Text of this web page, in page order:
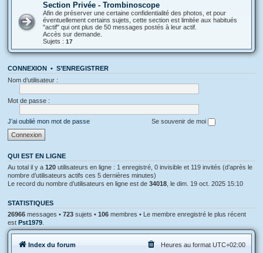
Section Privée - Trombinoscope
Afin de préserver une certaine confidentialité des photos, et pour
éventuellement certains sujets, cette section est limitée aux habitués
"actif" qui ont plus de 50 messages postés à leur actif.
Accès sur demande.
Sujets : 17
CONNEXION • S’ENREGISTRER
Nom d’utilisateur :
Mot de passe :
J’ai oublié mon mot de passe Se souvenir de moi
QUI EST EN LIGNE
Au total il y a 120 utilisateurs en ligne : 1 enregistré, 0 invisible et 119 invités (d’après le
nombre d’utilisateurs actifs ces 5 dernières minutes)
Le record du nombre d’utilisateurs en ligne est de 34018 , le dim. 19 oct. 2025 15:10
STATISTIQUES
26966 messages • 723 sujets • 106 membres • Le membre enregistré le plus récent
est Pst1979
Index du forum Heures au format UTC+02:00